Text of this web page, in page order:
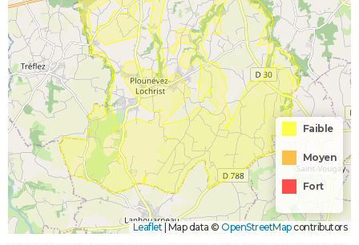
Faible
Moyen
Fort
Leaflet |Map data © OpenStreetMapcontributors